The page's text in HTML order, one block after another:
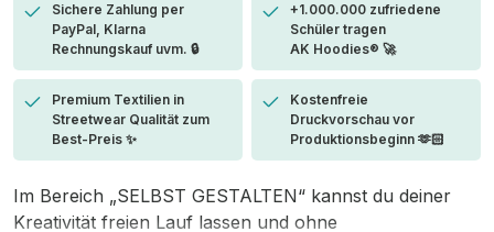
Sichere Zahlung per
PayPal, Klarna
Rechnungskauf uvm. 🔒
+1.000.000 zufriedene
Schüler tragen
AK Hoodies® 🚀
Premium Textilien in
Streetwear Qualität zum
Best-Preis ✨
Kostenfreie
Druckvorschau vor
Produktionsbeginn 🫶🏻
Im Bereich „SELBST GESTALTEN“ kannst du deiner
Kreativität freien Lauf lassen und ohne